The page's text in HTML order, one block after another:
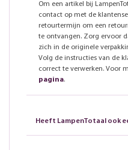
Om een artikel bij
contact op met de
retourtermijn om een
te ontvangen. Zorg ervoor
zich in de originele
Volg de instructies van de
correct te verwerken. Voor
pagina.
Heeft LampenTotaal ook